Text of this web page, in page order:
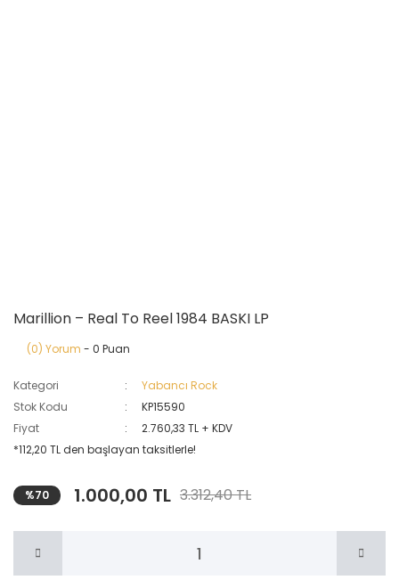
Marillion – Real To Reel 1984 BASKI LP
(0) Yorum - 0 Puan
Kategori
Yabancı Rock
Stok Kodu
KP15590
Fiyat
2.760,33 TL + KDV
*112,20 TL den başlayan taksitlerle!
%70 1.000,00 TL 3.312,40 TL